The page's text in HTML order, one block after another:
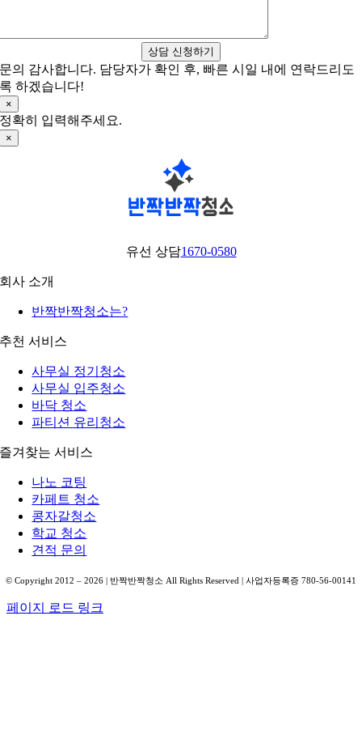
상담 신청하기
문의 감사합니다. 담당자가 확인 후, 빠른 시일 내에 연락드리도
록 하겠습니다!
×
정확히 입력해주세요.
×
유선 상담1670-0580
회사 소개
반짝반짝청소는?
추천 서비스
사무실 정기청소
사무실 입주청소
바닥 청소
파티션 유리청소
즐겨찾는 서비스
나노 코팅
카페트 청소
콩자갈청소
학교 청소
견적 문의
© Copyright 2012 – 2026 | 반짝반짝청소 All Rights Reserved | 사업자등록증 780-56-00141
페이지 로드 링크